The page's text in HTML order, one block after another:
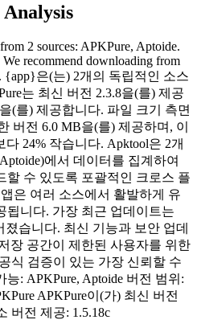
2 sources: APKPure, Aptoide.
recommend downloading from
{app}은(는) 2개의 독립적인 소스
는 최신 버전 2.3.8을(를) 제공
(를) 제공합니다. 파일 크기 측면
버전 6.0 MB을(를) 제공하며, 이
24% 작습니다. Apktool은 2개
에서 데이터를 집계하여
할 수 있도록 포괄적인 크로스 플
은 여러 소스에서 활발하게 유
됩니다. 가장 최근 업데이트는
졌습니다. 최신 기능과 보안 업데
장 공간이 제한된 사용자를 위한
식 검증이 있는 가장 신뢰할 수
: APKPure, Aptoide 버전 범위:
APKPure이(가) 최신 버전
버전 제공: 1.5.18c